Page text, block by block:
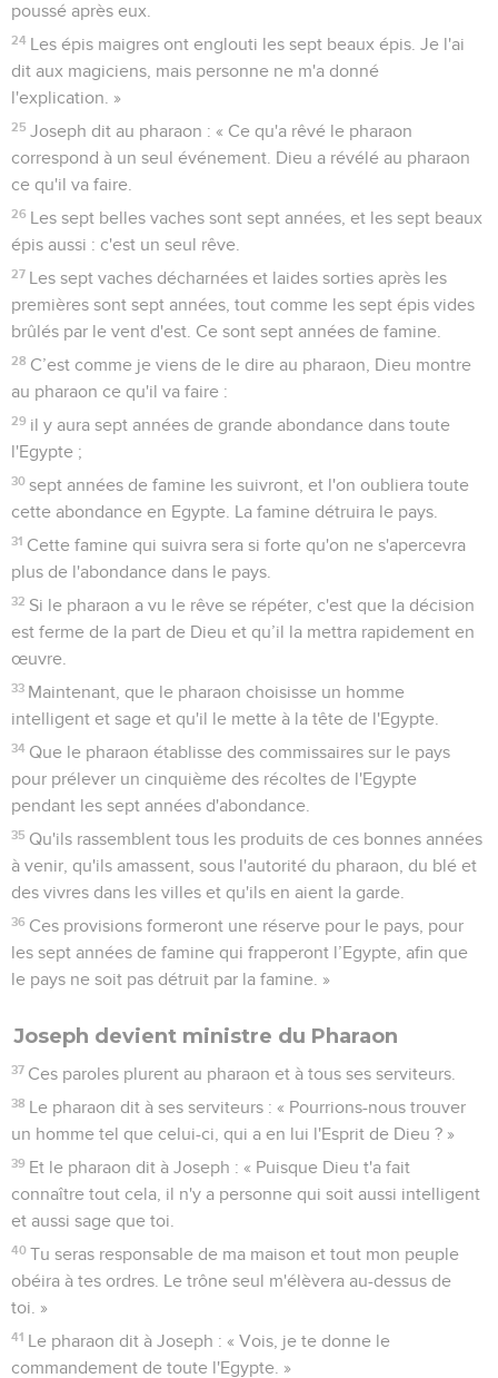
poussé après eux.
24 Les épis maigres ont englouti les sept beaux épis. Je l'ai
dit aux magiciens, mais personne ne m'a donné
l'explication. »
25 Joseph dit au pharaon : « Ce qu'a rêvé le pharaon
correspond à un seul événement. Dieu a révélé au pharaon
ce qu'il va faire.
26 Les sept belles vaches sont sept années, et les sept beaux
épis aussi : c'est un seul rêve.
27 Les sept vaches décharnées et laides sorties après les
premières sont sept années, tout comme les sept épis vides
brûlés par le vent d'est. Ce sont sept années de famine.
28 C’est comme je viens de le dire au pharaon, Dieu montre
au pharaon ce qu'il va faire :
29 il y aura sept années de grande abondance dans toute
l'Egypte ;
30 sept années de famine les suivront, et l'on oubliera toute
cette abondance en Egypte. La famine détruira le pays.
31 Cette famine qui suivra sera si forte qu'on ne s'apercevra
plus de l'abondance dans le pays.
32 Si le pharaon a vu le rêve se répéter, c'est que la décision
est ferme de la part de Dieu et qu’il la mettra rapidement en
œuvre.
33 Maintenant, que le pharaon choisisse un homme
intelligent et sage et qu'il le mette à la tête de l'Egypte.
34 Que le pharaon établisse des commissaires sur le pays
pour prélever un cinquième des récoltes de l'Egypte
pendant les sept années d'abondance.
35 Qu'ils rassemblent tous les produits de ces bonnes années
à venir, qu'ils amassent, sous l'autorité du pharaon, du blé et
des vivres dans les villes et qu'ils en aient la garde.
36 Ces provisions formeront une réserve pour le pays, pour
les sept années de famine qui frapperont l’Egypte, afin que
le pays ne soit pas détruit par la famine. »
Joseph devient ministre du Pharaon
37 Ces paroles plurent au pharaon et à tous ses serviteurs.
38 Le pharaon dit à ses serviteurs : « Pourrions-nous trouver
un homme tel que celui-ci, qui a en lui l'Esprit de Dieu ? »
39 Et le pharaon dit à Joseph : « Puisque Dieu t'a fait
connaître tout cela, il n'y a personne qui soit aussi intelligent
et aussi sage que toi.
40 Tu seras responsable de ma maison et tout mon peuple
obéira à tes ordres. Le trône seul m'élèvera au-dessus de
toi. »
41 Le pharaon dit à Joseph : « Vois, je te donne le
commandement de toute l'Egypte. »